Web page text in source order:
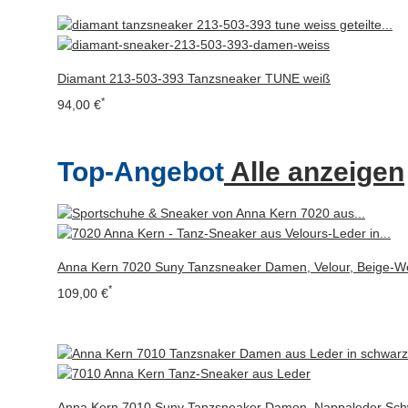
Top-Angebot Alle anzeigen
Anna Kern 7020 Suny Tanzsneaker Damen, Velour, Beige-
109,00 €*
Diamant 213-503-393 Tanzsneaker TUNE weiß
94,00 €*